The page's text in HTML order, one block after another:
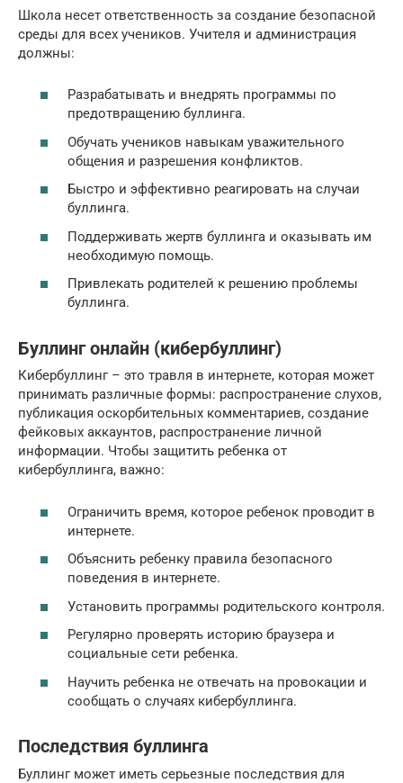
Школа несет ответственность за создание безопасной
среды для всех учеников. Учителя и администрация
должны:
Разрабатывать и внедрять программы по
предотвращению буллинга.
Обучать учеников навыкам уважительного
общения и разрешения конфликтов.
Быстро и эффективно реагировать на случаи
буллинга.
Поддерживать жертв буллинга и оказывать им
необходимую помощь.
Привлекать родителей к решению проблемы
буллинга.
Буллинг онлайн (кибербуллинг)
Кибербуллинг – это травля в интернете, которая может
принимать различные формы: распространение слухов,
публикация оскорбительных комментариев, создание
фейковых аккаунтов, распространение личной
информации. Чтобы защитить ребенка от
кибербуллинга, важно:
Ограничить время, которое ребенок проводит в
интернете.
Объяснить ребенку правила безопасного
поведения в интернете.
Установить программы родительского контроля.
Регулярно проверять историю браузера и
социальные сети ребенка.
Научить ребенка не отвечать на провокации и
сообщать о случаях кибербуллинга.
Последствия буллинга
Буллинг может иметь серьезные последствия для